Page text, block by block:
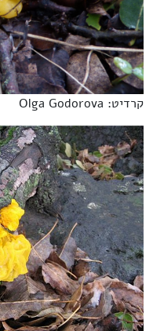
קרדיט: Olga Godorova